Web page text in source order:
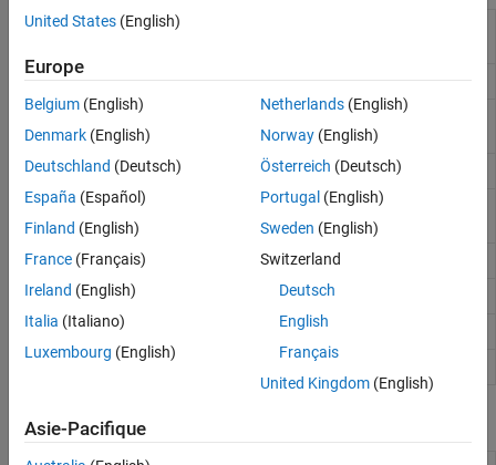
Interface VISA
aardvark Connexion à un adaptateur
ni845x NIUSB-845x connection(depuis R2023a)
device I2C peripheral device connection(depuis
spi Create SPI object
tcpclient
Create TCP/IP client connection with TCP/IP
tcpserver Create TCP/IP server
udpport Connect to UDP socket
serialport Connection to serial port
Create connection to device using VISA
Applications
United States (English)
Europe
Belgium (English)
Denmark (English)
Deutschland (Deutsch)
España (Español)
Finland (English)
France (Français)
Ireland (English)
Italia (Italiano)
Luxembourg (English)
Netherlands(English)
Norway(English)
Österreich (Deutsch)
Portugal (English)
Sweden (English)
Switzerland
Deutsch
English
Français
United Kingdom(English)
Asie-Pacifique